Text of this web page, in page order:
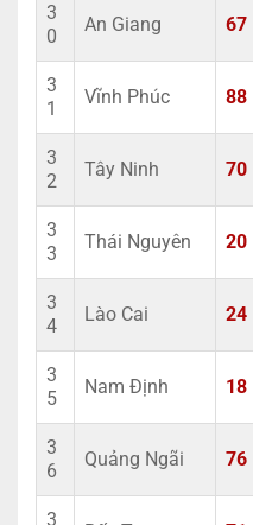
3
0
An Giang 67
3
1
Vĩnh Phúc 88
3
2
Tây Ninh 70
3
3
Thái Nguyên 20
3
4
Lào Cai 24
3
5
Nam Định 18
3
6
Quảng Ngãi 76
3